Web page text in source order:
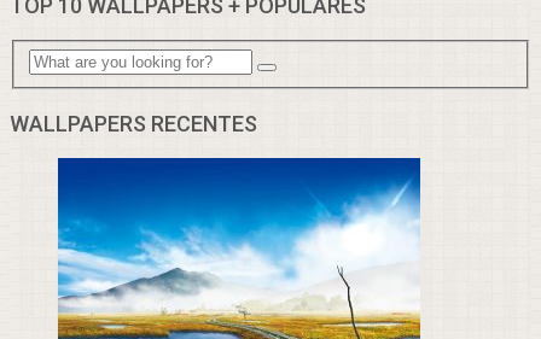
TOP 10 WALLPAPERS + POPULARES
WALLPAPERS RECENTES